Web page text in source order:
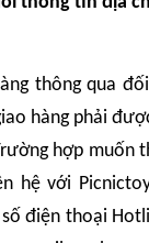
thông qua
hàng phải
hợp muốn
hệ với
điện thoại